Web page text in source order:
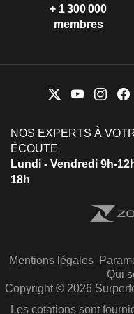
+ 1 300 000
membres
NOS EXPERTS À
ÉCOUTE
Lundi - Vendredi 9h-
18h
Mentions légales
Qui
Copyright © 2026
Les cotations sont